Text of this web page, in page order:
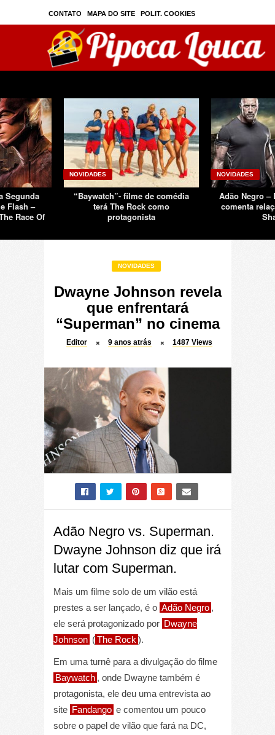
CONTATO MAPA DO SITE POLIT. COOKIES
PRIVAC./SEGURANÇA
Segunda
Flash –
Race Of
NOVIDADES
“Baywatch”- filme de comédia
terá The Rock como
protagonista
NOVIDADES
Adão Negro –
comenta
NOVIDADES
Dwayne Johnson revela
que enfrentará
“Superman” no cinema
Editor 9 anos atrás 1487 Views
Adão Negro vs. Superman.
Dwayne Johnson diz que irá
lutar com Superman.
Mais um filme solo de um vilão está
prestes a ser lançado, é o Adão Negro ,
ele será protagonizado por Dwayne
Johnson ( The Rock ).
Em uma turnê para a divulgação do filme
Baywatch , onde Dwayne também é
protagonista, ele deu uma entrevista ao
site Fandango e comentou um pouco
sobre o papel de vilão que fará na DC,